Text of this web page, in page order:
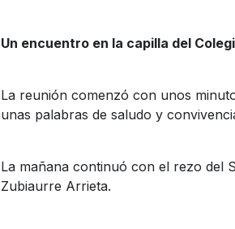
Un encuentro en la capilla del
La reunión comenzó con unos
unas palabras de saludo y
La mañana continuó con el rezo del
Zubiaurre Arrieta.